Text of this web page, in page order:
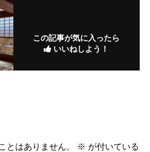
この記事が気に入ったら
いいねしよう！
とはありません。 ※ が付いている